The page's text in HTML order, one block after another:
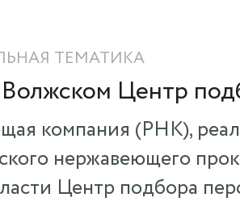
ТЕМАТИКА
Центр
компания (РНК),
нержавеющего
Центр подбора